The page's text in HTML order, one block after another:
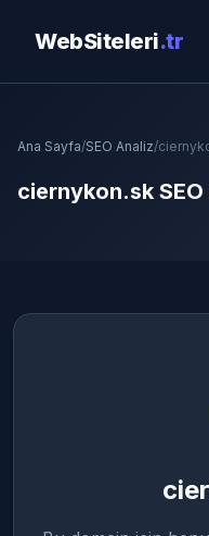
WebSiteleri.tr
Ana Sayfa/SEO Analiz/
ciernykon.sk